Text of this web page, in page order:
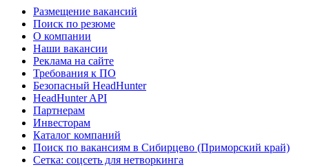
Размещение вакансий
Поиск по резюме
О компании
Наши вакансии
Реклама на сайте
Требования к ПО
Безопасный HeadHunter
HeadHunter API
Партнерам
Инвесторам
Каталог компаний
Поиск по вакансиям в Сибирцево (Приморский край)
Сетка: соцсеть для нетворкинга